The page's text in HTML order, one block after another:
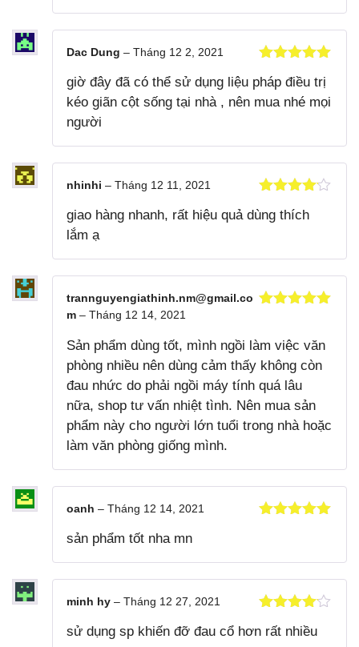
hạng55
sao
Dac Dung – Tháng 12 2, 2021
giờ đây đã có thể sử dụng liệu pháp điều trị
kéo giãn cột sống tại nhà , nên mua nhé mọi
người
hạng45
nhinhi – Tháng 12 11, 2021
giao hàng nhanh, rất hiệu quả dùng thích
lắm ạ
sao
trannguyengiathinh.nm@gmail.co
m – Tháng 12 14, 2021
Sản phẩm dùng tốt, mình ngồi làm việc văn
phòng nhiều nên dùng cảm thấy không còn
đau nhức do phải ngồi máy tính quá lâu
nữa, shop tư vấn nhiệt tình. Nên mua sản
phẩm này cho người lớn tuổi trong nhà hoặc
làm văn phòng giống mình.
oanh – Tháng 12 14, 2021
sản phẩm tốt nha mn
hạng45
minh hy – Tháng 12 27, 2021
sử dụng sp khiến đỡ đau cổ hơn rất nhiều